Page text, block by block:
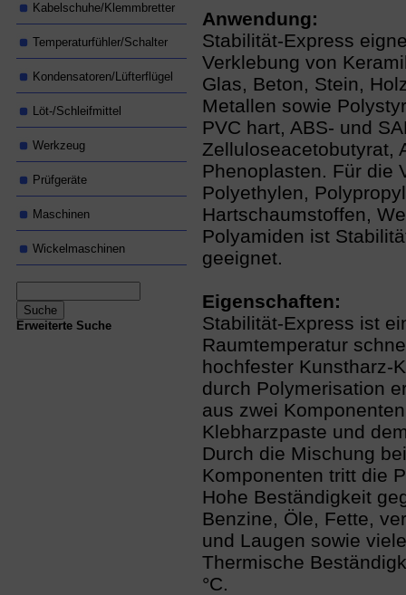
Kabelschuhe/Klemmbretter
Temperaturfühler/Schalter
Kondensatoren/Lüfterflügel
Löt-/Schleifmittel
Werkzeug
Prüfgeräte
Maschinen
Wickelmaschinen
Erweiterte Suche
Anwendung:
Stabilität-Express
Verklebung von
Glas, Beton, Stein,
Metallen sowie
PVC hart, ABS- und
Zelluloseacetobutyrat,
Phenoplasten. Für die
Polyethylen,
Hartschaumstoffen,
Polyamiden ist
geeignet.
Eigenschaften:
Stabilität-Express ist
Raumtemperatur
hochfester Kunstharz-
durch Polymerisation
aus zwei
Klebharzpaste und
Durch die Mischung
Komponenten tritt die
Hohe Beständigkeit
Benzine, Öle, Fette,
und Laugen sowie
Thermische
°C.